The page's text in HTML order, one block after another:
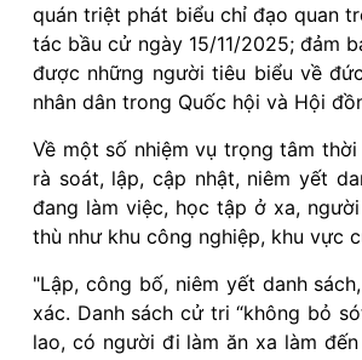
quán triệt phát biểu chỉ đạo quan
tác bầu cử ngày 15/11/2025; đảm
được những người tiêu biểu về
nhân dân trong Quốc hội và Hội
Về một số nhiệm vụ trọng tâm
rà soát, lập, cập nhật, niêm yết
đang làm việc, học tập ở xa,
thù như khu công nghiệp, khu vực
"Lập, công bố, niêm yết danh
xác. Danh sách cử tri “không bỏ
lao, có người đi làm ăn xa làm